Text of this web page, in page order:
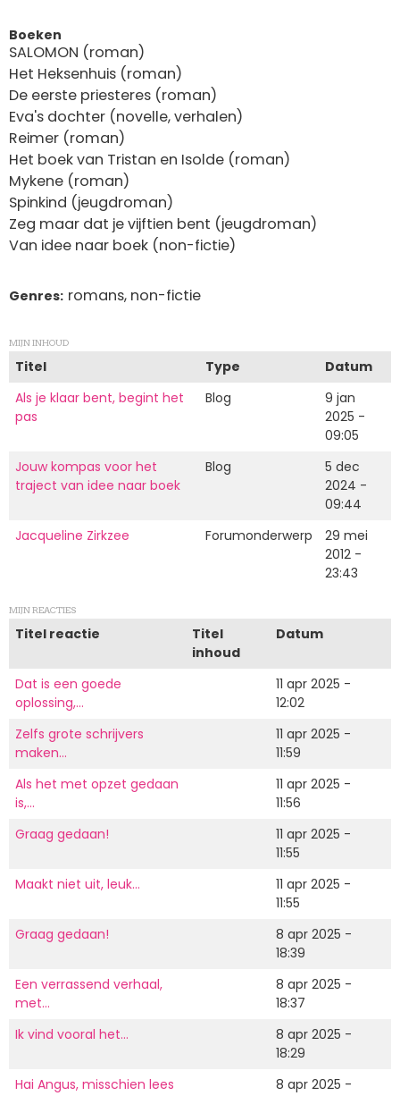
Boeken
SALOMON (roman)
Het Heksenhuis (roman)
De eerste priesteres (roman)
Eva's dochter (novelle, verhalen)
Reimer (roman)
Het boek van Tristan en Isolde (roman)
Mykene (roman)
Spinkind (jeugdroman)
Zeg maar dat je vijftien bent (jeugdroman)
Van idee naar boek (non-fictie)
Genres romans, non-fictie
MIJN INHOUD
Titel Type
Datum
Als je klaar bent, begint het
pas
Blog
9 jan
2025 -
09:05
Jouw kompas voor het
traject van idee naar boek
Blog
5 dec
2024 -
09:44
Jacqueline Zirkzee
Forumonderwerp
29 mei
2012 -
23:43
MIJN REACTIES
Titel reactie
Titel
inhoud
Datum
Dat is een goede
oplossing,…
11 apr 2025 -
12:02
Zelfs grote schrijvers
maken…
11 apr 2025 -
11:59
Als het met opzet gedaan
is,…
11 apr 2025 -
11:56
Graag gedaan!
11 apr 2025 -
11:55
Maakt niet uit, leuk…
11 apr 2025 -
11:55
Graag gedaan!
8 apr 2025 -
18:39
Een verrassend verhaal,
met…
8 apr 2025 -
18:37
Ik vind vooral het…
8 apr 2025 -
18:29
Hai Angus, misschien lees
8 apr 2025 -